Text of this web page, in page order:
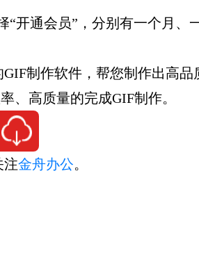
通会员”，分别有一个月、
制作软件，帮您制作出高品
、高质量的完成GIF制作。
注金舟办公。